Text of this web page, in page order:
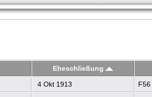
Eheschließung
4 Okt 1913 F56